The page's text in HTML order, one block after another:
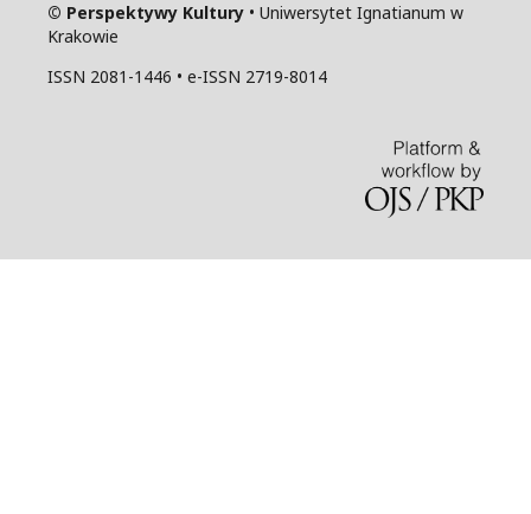
© Perspektywy Kultury • Uniwersytet Ignatianum w
Krakowie
ISSN 2081-1446 • e-ISSN 2719-8014